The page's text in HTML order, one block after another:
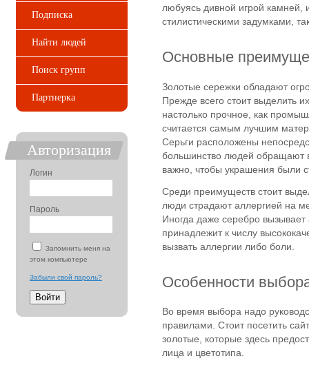
любуясь дивной игрой
стилистическими задумками,
Основные
Золотые сережки обладают
Прежде всего стоит выделить
настолько прочное, как
считается самым лучшим
Серьги расположены
большинство людей обращают
важно, чтобы украшения были
Среди преимуществ стоит
люди страдают аллергией на
Иногда даже серебро
принадлежит к числу
вызвать аллергии либо боли.
Особенности
Во время выбора надо
правилами. Стоит посетить
золотые, которые здесь
лица и цветотипа.
Подписка
Найти людей
Поиск групп
Партнерка
Авторизация
Логин
Пароль
Запомнить меня на
этом компьютере
Забыли свой пароль?